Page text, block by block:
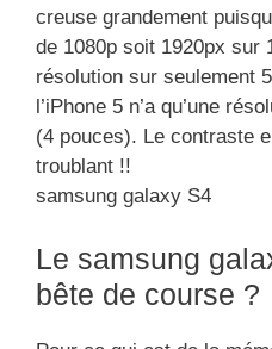
creuse grandement
de 1080p soit 1920px sur
résolution sur seulement
l’iPhone 5 n’a qu’une
(4 pouces). Le contraste
troublant !!
samsung galaxy S4
Le samsung
bête de course ?